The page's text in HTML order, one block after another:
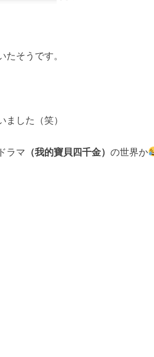
たそうです。
ました（笑）
ラマ （我的寶貝四千金） の世界か